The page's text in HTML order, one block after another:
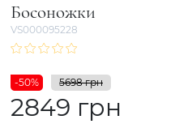
Босоножки
VS000095228
-50% 5698 грн
2849 грн